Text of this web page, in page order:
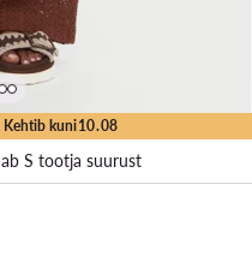
Kehtib kuni10.08
S tootja suurust